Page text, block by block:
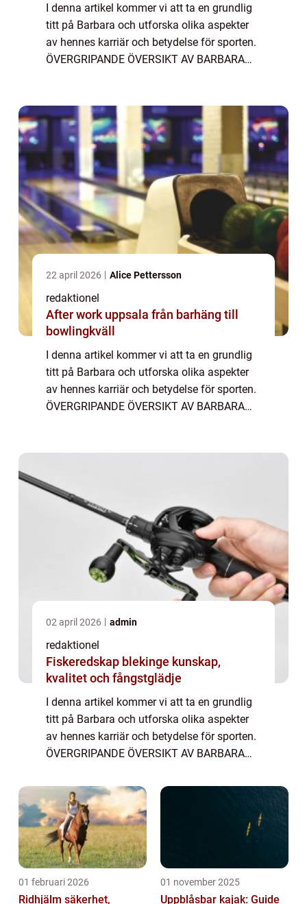
I denna artikel kommer vi att ta en grundlig
titt på Barbara och utforska olika aspekter
av hennes karriär och betydelse för sporten.
ÖVERGRIPANDE ÖVERSIKT AV BARBARA
född ...
22 april 2026 Alice Pettersson
redaktionel
After work uppsala från barhäng till
bowlingkväll
I denna artikel kommer vi att ta en grundlig
titt på Barbara och utforska olika aspekter
av hennes karriär och betydelse för sporten.
ÖVERGRIPANDE ÖVERSIKT AV BARBARA
02 april 2026 admin
redaktionel
Fiskeredskap blekinge kunskap,
kvalitet och fångstglädje
I denna artikel kommer vi att ta en grundlig
titt på Barbara och utforska olika aspekter
av hennes karriär och betydelse för sporten.
ÖVERGRIPANDE ÖVERSIKT AV BARBARA
professionell fotbollsmålvakt från Brasilien,
född ...
01 februari 2026
Ridhjälm säkerhet,
01 november 2025
Uppblåsbar kajak: Guide